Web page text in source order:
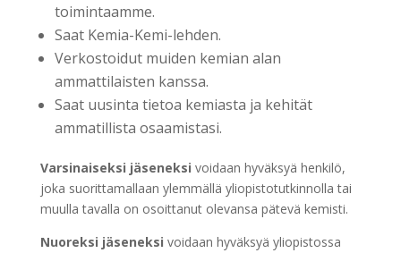
toimintaamme.
Saat Kemia-Kemi-lehden.
Verkostoidut muiden kemian alan
ammattilaisten kanssa.
Saat uusinta tietoa kemiasta ja kehität
ammatillista osaamistasi.
Varsinaiseksi jäseneksi voidaan hyväksyä henkilö,
joka suorittamallaan ylemmällä yliopistotutkinnolla tai
muulla tavalla on osoittanut olevansa pätevä kemisti.
Nuoreksi jäseneksi voidaan hyväksyä yliopistossa